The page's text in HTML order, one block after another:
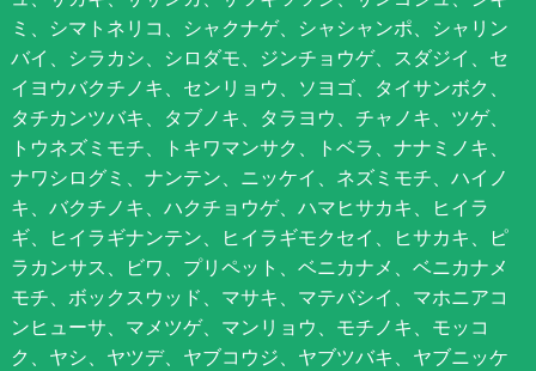
ミ、シマトネリコ、シャクナゲ、シャシャンポ、シャリン
バイ、シラカシ、シロダモ、ジンチョウゲ、スダジイ、セ
イヨウバクチノキ、センリョウ、ソヨゴ、タイサンボク、
タチカンツバキ、タブノキ、タラヨウ、チャノキ、ツゲ、
トウネズミモチ、トキワマンサク、トベラ、ナナミノキ、
ナワシログミ、ナンテン、ニッケイ、ネズミモチ、ハイノ
キ、バクチノキ、ハクチョウゲ、ハマヒサカキ、ヒイラ
ギ、ヒイラギナンテン、ヒイラギモクセイ、ヒサカキ、ピ
ラカンサス、ビワ、プリペット、ベニカナメ、ベニカナメ
モチ、ボックスウッド、マサキ、マテバシイ、マホニアコ
ンヒューサ、マメツゲ、マンリョウ、モチノキ、モッコ
ク、ヤシ、ヤツデ、ヤブコウジ、ヤブツバキ、ヤブニッケ